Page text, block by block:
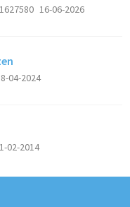
16-06-2026
04-2024
02-2014